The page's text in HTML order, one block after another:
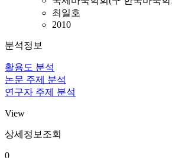
최일호
2010
분석정보
활용도 분석
논문 주제 분석
연구자 주제 분석
View
상세정보조회
0